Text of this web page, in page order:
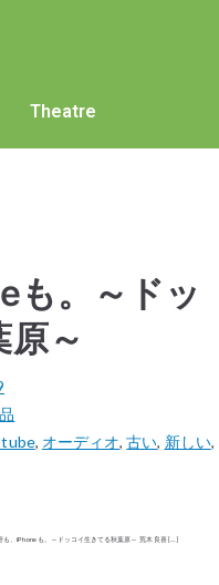
Theatre
も。～ドッ
～
tube, オーディオ,古い, 新しい,
、iPhoneも。～ドッコイ生きてる秋葉原～ 荒木 良喜 […]